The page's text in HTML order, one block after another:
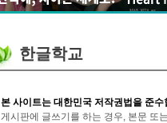
한글학교
본 사이트는 대한민국 저작권법을 준수
게시판에 글쓰기를 하는 경우, 본문 또